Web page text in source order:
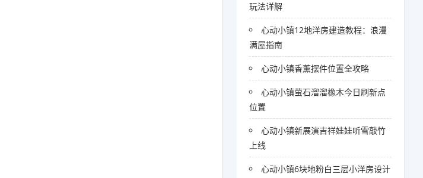
玩法详解
心动小镇12地洋房建造教程：浪漫
满屋指南
心动小镇香薰摆件位置全攻略
心动小镇萤石溜溜橡木今日刷新点
位置
心动小镇新展演吉祥娃娃听雪敲竹
上线
心动小镇6块地粉白三层小洋房设计